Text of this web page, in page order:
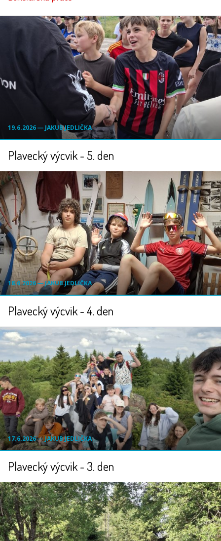
19.6.2026 ― JAKUB JEDLIČKA
Plavecký výcvik - 5. den
18.6.2026 ― JAKUB JEDLIČKA
Plavecký výcvik - 4. den
17.6.2026 ― JAKUB JEDLIČKA
Plavecký výcvik - 3. den